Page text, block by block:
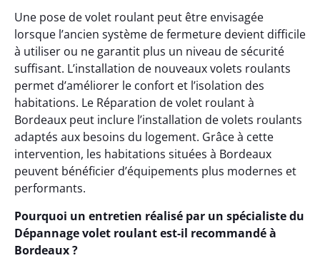
Une pose de volet roulant peut être envisagée
lorsque l’ancien système de fermeture devient difficile
à utiliser ou ne garantit plus un niveau de sécurité
suffisant. L’installation de nouveaux volets roulants
permet d’améliorer le confort et l’isolation des
habitations. Le Réparation de volet roulant à
Bordeaux peut inclure l’installation de volets roulants
adaptés aux besoins du logement. Grâce à cette
intervention, les habitations situées à Bordeaux
peuvent bénéficier d’équipements plus modernes et
performants.
Pourquoi un entretien réalisé par un spécialiste du
Dépannage volet roulant est-il recommandé à
Bordeaux ?